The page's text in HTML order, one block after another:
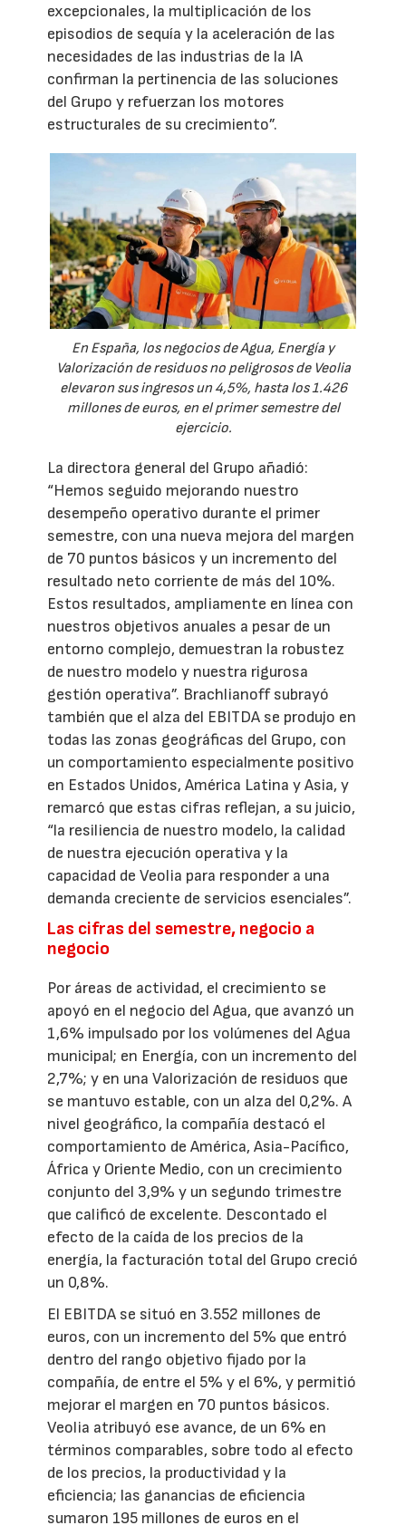
excepcionales, la multiplicación de los
episodios de sequía y la aceleración de las
necesidades de las industrias de la IA
confirman la pertinencia de las soluciones
del Grupo y refuerzan los motores
estructurales de su crecimiento”.
En España, los negocios de Agua, Energía y
Valorización de residuos no peligrosos de Veolia
elevaron sus ingresos un 4,5%, hasta los 1.426
millones de euros, en el primer semestre del
ejercicio.
La directora general del Grupo añadió:
“Hemos seguido mejorando nuestro
desempeño operativo durante el primer
semestre, con una nueva mejora del margen
de 70 puntos básicos y un incremento del
resultado neto corriente de más del 10%.
Estos resultados, ampliamente en línea con
nuestros objetivos anuales a pesar de un
entorno complejo, demuestran la robustez
de nuestro modelo y nuestra rigurosa
gestión operativa”. Brachlianoff subrayó
también que el alza del EBITDA se produjo en
todas las zonas geográficas del Grupo, con
un comportamiento especialmente positivo
en Estados Unidos, América Latina y Asia, y
remarcó que estas cifras reflejan, a su juicio,
“la resiliencia de nuestro modelo, la calidad
de nuestra ejecución operativa y la
capacidad de Veolia para responder a una
demanda creciente de servicios esenciales”.
Las cifras del semestre, negocio a
negocio
Por áreas de actividad, el crecimiento se
apoyó en el negocio del Agua, que avanzó un
1,6% impulsado por los volúmenes del Agua
municipal; en Energía, con un incremento del
2,7%; y en una Valorización de residuos que
se mantuvo estable, con un alza del 0,2%. A
nivel geográfico, la compañía destacó el
comportamiento de América, Asia-Pacífico,
África y Oriente Medio, con un crecimiento
conjunto del 3,9% y un segundo trimestre
que calificó de excelente. Descontado el
efecto de la caída de los precios de la
energía, la facturación total del Grupo creció
un 0,8%.
El EBITDA se situó en 3.552 millones de
euros, con un incremento del 5% que entró
dentro del rango objetivo fijado por la
compañía, de entre el 5% y el 6%, y permitió
mejorar el margen en 70 puntos básicos.
Veolia atribuyó ese avance, de un 6% en
términos comparables, sobre todo al efecto
de los precios, la productividad y la
eficiencia; las ganancias de eficiencia
sumaron 195 millones de euros en el